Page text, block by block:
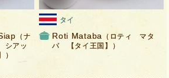
（ナ
アッ
タイ
Roti Mataba
（ロティ マタ
バ 【タイ王国】）